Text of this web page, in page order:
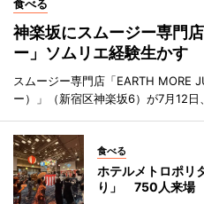
食べる
神楽坂にスムージー専門
ー」ソムリエ経験生かす
スムージー専門店「EARTH MORE
ー）」（新宿区神楽坂6）が7月12日
食べる
ホテルメトロポリ
り」 750人来場